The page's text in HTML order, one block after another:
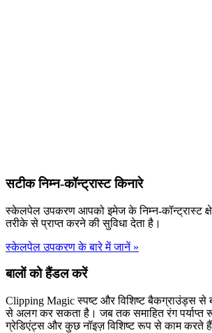
सटीक निम्न-कॉन्ट्रास्ट किनारे
स्केलपेल उपकरण आपको इमेज के निम्न-कॉन्ट्रास्ट
तरीके से प्राप्त करने की सुविधा देता है।
स्केलपेल उपकरण के बारे में जानें »
बालों को हैंडल करें
Clipping Magic स्पष्ट और विशिष्ट बैकग्राउंड्स से
से अलग कर सकता है। जब तक समाहित रंग पर्याप्त
ग्रेडिएंट्स और कुछ नॉइज़ विशिष्ट रूप से काम करते